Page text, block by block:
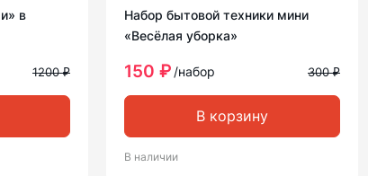
в
1200 ₽
Набор бытовой техники мини
«Весёлая уборка»
150 ₽ /набор 300 ₽
В корзину
В наличии